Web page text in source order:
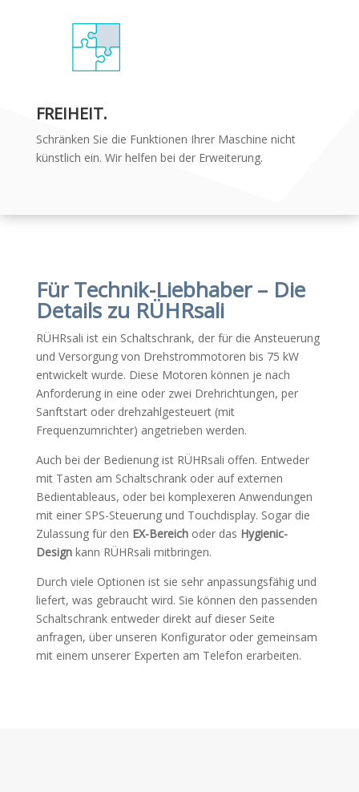
FREIHEIT.
Schränken Sie die Funktionen Ihrer Maschine nicht
künstlich ein. Wir helfen bei der Erweiterung.
Für Technik-Liebhaber – Die
Details zu RÜHRsali
RÜHRsali ist ein Schaltschrank, der für die Ansteuerung
und Versorgung von Drehstrommotoren bis 75 kW
entwickelt wurde. Diese Motoren können je nach
Anforderung in eine oder zwei Drehrichtungen, per
Sanftstart oder drehzahlgesteuert (mit
Frequenzumrichter) angetrieben werden.
Auch bei der Bedienung ist RÜHRsali offen. Entweder
mit Tasten am Schaltschrank oder auf externen
Bedientableaus, oder bei komplexeren Anwendungen
mit einer SPS-Steuerung und Touchdisplay. Sogar die
Zulassung für den EX-Bereichoder das Hygienic-
Designkann RÜHRsali mitbringen.
Durch viele Optionen ist sie sehr anpassungsfähig und
liefert, was gebraucht wird. Sie können den passenden
Schaltschrank entweder direkt auf dieser Seite
anfragen, über unseren Konfigurator oder gemeinsam
mit einem unserer Experten am Telefon erarbeiten.